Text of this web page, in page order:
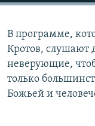
В программе,
Кротов, слушают
неверующие,
только
Божьей и